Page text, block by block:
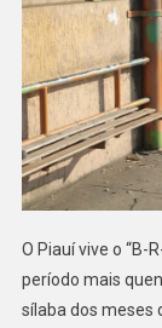
O Piauí vive o “B-
período mais
sílaba dos meses